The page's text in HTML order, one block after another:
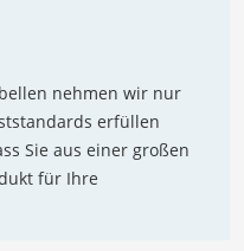
nehmen wir nur
erfüllen
Sie aus einer großen
für Ihre